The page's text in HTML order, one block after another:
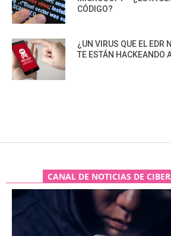
CÓDIGO?
¿UN VIRUS QUE EL EDR
TE ESTÁN HACKEANDO
CANAL DE NOTICIAS DE